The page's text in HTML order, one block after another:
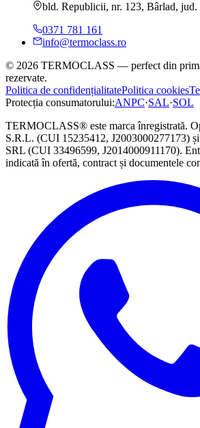
bld. Republicii, nr. 123, Bârlad, jud.
0371 781 161
info@termoclass.ro
© 2026 TERMOCLASS — perfect din
rezervate.
Politica de confidențialitatePolitica cookies
Protecția consumatorului:ANPC·SAL·SOL
TERMOCLASS® este marca înregistrată.
S.R.L. (CUI 15235412, J2003000277173) și
SRL (CUI 33496599, J2014000911170).
indicată în ofertă, contract și documentele